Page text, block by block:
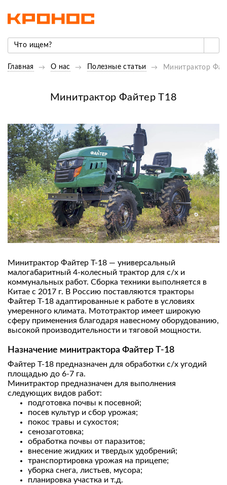
Главная О нас Полезные статьи Минитрактор
Минитрактор Файтер Т18
Минитрактор Файтер Т-18 — универсальный
малогабаритный 4-колесный трактор для с/х и
коммунальных работ. Сборка техники выполняется в
Китае с 2017 г. В Россию поставляются тракторы
Файтер Т-18 адаптированные к работе в условиях
умеренного климата. Мототрактор имеет широкую
сферу применения благодаря навесному оборудованию,
высокой производительности и тяговой мощности.
Назначение минитрактора Файтер Т-18
Файтер Т-18 предназначен для обработки с/х угодий
площадью до 6-7 га.
Минитрактор предназначен для выполнения
следующих видов работ:
подготовка почвы к посевной;
посев культур и сбор урожая;
покос травы и сухостоя;
сенозаготовка;
обработка почвы от паразитов;
внесение жидких и твердых удобрений;
транспортировка урожая на прицепе;
уборка снега, листьев, мусора;
планировка участка и т.д.